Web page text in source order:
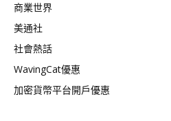
商業世界
美通社
社會熱話
WavingCat優惠
加密貨幣平台開戶優惠